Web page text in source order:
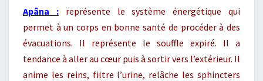
Apâna :
représente le système énergétique qui
permet à un corps en bonne santé de procéder à des
évacuations. Il représente le souffle expiré. Il a
tendance à aller au cœur puis à sortir vers l’extérieur. Il
anime les reins, filtre l’urine, relâche les sphincters